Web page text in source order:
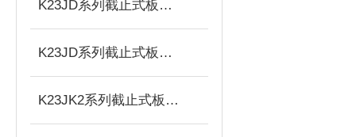
K23JD系列截止式板式单电控换向阀（常开）
K23JD系列截止式板式双电控换向阀
K23JK2系列截止式板式双气控换向阀